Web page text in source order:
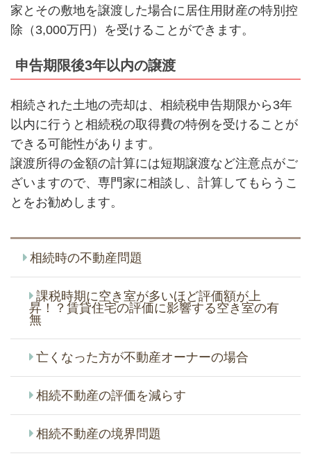
家とその敷地を譲渡した場合に居住用財産の特別控
除（ 3,000万円 ）を受けることができます。
申告期限後3年以内の譲渡
相続された土地の売却は、相続税申告期限から3年
以内に行うと相続税の取得費の特例 を受けることが
できる可能性があります。
譲渡所得の金額の計算には短期譲渡など注意点がご
ざいますので、専門家に相談し、計算してもらうこ
とをお勧めします。
相続時の不動産問題
課税時期に空き室が多いほど評価額が上
昇！？賃貸住宅の評価に影響する空き室の有
無
亡くなった方が不動産オーナーの場合
相続不動産の評価を減らす
相続不動産の境界問題